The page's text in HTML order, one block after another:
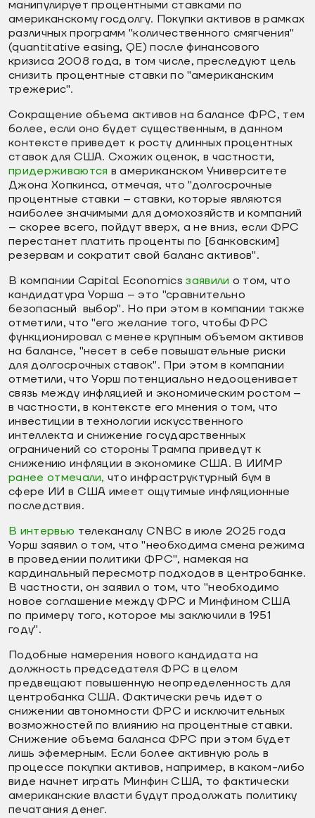
манипулирует процентными ставками по
американскому госдолгу. Покупки активов в рамках
различных программ "количественного смягчения"
(quantitative easing, QE) после финансового
кризиса 2008 года, в том числе, преследуют цель
снизить процентные ставки по "американским
трежерис".
Сокращение объема активов на балансе ФРС, тем
более, если оно будет существенным, в данном
контексте приведет к росту длинных процентных
ставок для США. Схожих оценок, в частности,
придерживаются в американском Университете
Джона Хопкинса, отмечая, что "долгосрочные
процентные ставки – ставки, которые являются
наиболее значимыми для домохозяйств и компаний
– скорее всего, пойдут вверх, а не вниз, если ФРС
перестанет платить проценты по [банковским]
резервам и сократит свой баланс активов".
В компании Capital Economicsзаявили о том, что
кандидатура Уорша – это "сравнительно
безопасный выбор". Но при этом в компании также
отметили, что "его желание того, чтобы ФРС
функционировал с менее крупным объемом активов
на балансе, "несет в себе повышательные риски
для долгосрочных ставок". При этом в компании
отметили, что Уорш потенциально недооценивает
связь между инфляцией и экономическим ростом –
в частности, в контексте его мнения о том, что
инвестиции в технологии искусственного
интеллекта и снижение государственных
ограничений со стороны Трампа приведут к
снижению инфляции в экономике США. В ИИМР
ранее отмечали, что инфраструктурный бум в
сфере ИИ в США имеет ощутимые инфляционные
последствия.
В интервью телеканалу CNBC в июле 2025 года
Уорш заявил о том, что "необходима смена режима
в проведении политики ФРС", намекая на
кардинальный пересмотр подходов в центробанке.
В частности, он заявил о том, что "необходимо
новое соглашение между ФРС и Минфином США
по примеру того, которое мы заключили в 1951
году".
Подобные намерения нового кандидата на
должность председателя ФРС в целом
предвещают повышенную неопределенность для
центробанка США. Фактически речь идет о
снижении автономности ФРС и исключительных
возможностей по влиянию на процентные ставки.
Снижение объема баланса ФРС при этом будет
лишь эфемерным. Если более активную роль в
процессе покупки активов, например, в каком-либо
виде начнет играть Минфин США, то фактически
американские власти будут продолжать политику
печатания денег.